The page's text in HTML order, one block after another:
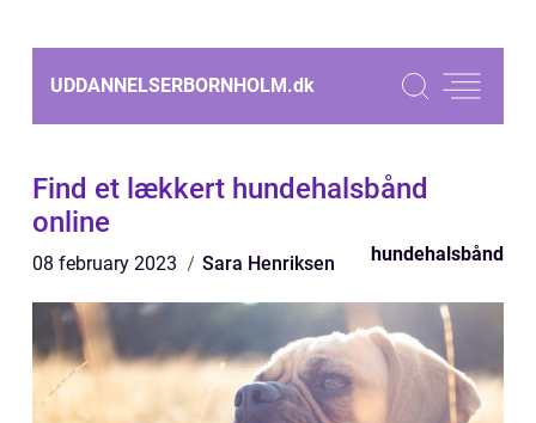
UDDANNELSERBORNHOLM.dk
Find et lækkert hundehalsbånd
online
08 february 2023 Sara Henriksen hundehalsbånd